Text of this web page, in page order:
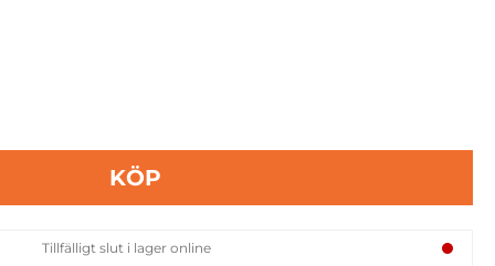
KÖP
Tillfälligt slut i lager online